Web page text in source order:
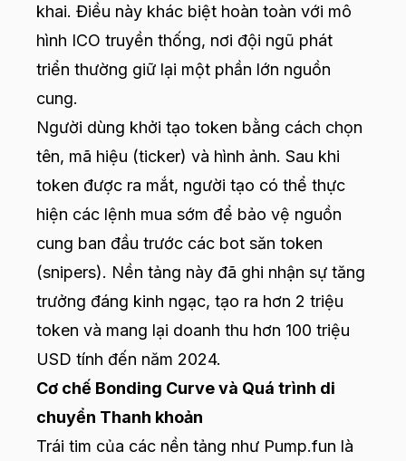
khai. Điều này khác biệt hoàn toàn với mô
hình ICO truyền thống, nơi đội ngũ phát
triển thường giữ lại một phần lớn nguồn
cung.
Người dùng khởi tạo token bằng cách chọn
tên, mã hiệu (ticker) và hình ảnh. Sau khi
token được ra mắt, người tạo có thể thực
hiện các lệnh mua sớm để bảo vệ nguồn
cung ban đầu trước các bot săn token
(snipers). Nền tảng này đã ghi nhận sự tăng
trưởng đáng kinh ngạc, tạo ra hơn 2 triệu
token và mang lại doanh thu hơn 100 triệu
USD tính đến năm 2024.
Cơ chế Bonding Curve và Quá trình di
chuyển Thanh khoản
Trái tim của các nền tảng như Pump.fun là